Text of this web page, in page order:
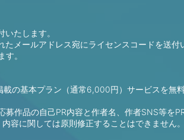
たします。
メールアドレス宛にライセンスコードを送
。
の基本プラン（通常6,000円）サービスを無
作品の自己PR内容と作者名、作者SNS等
容に関しては原則修正することはできません。